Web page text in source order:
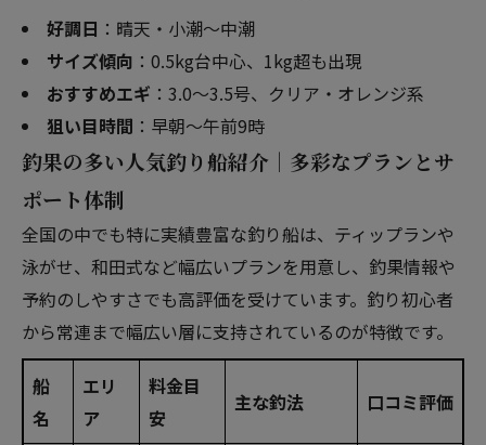
好調日 ：晴天・小潮〜中潮
サイズ傾向 ：0.5kg台中心、1kg超も出現
おすすめエギ ：3.0～3.5号、クリア・オレンジ系
狙い目時間 ：早朝～午前9時
釣果の多い人気釣り船紹介｜多彩なプランとサ
ポート体制
全国の中でも特に実績豊富な釣り船は、ティップランや
泳がせ、和田式など幅広いプランを用意し、釣果情報や
予約のしやすさでも高評価を受けています。釣り初心者
から常連まで幅広い層に支持されているのが特徴です。
船
名
エリ
ア
料金目
安
主な釣法 口コミ評価